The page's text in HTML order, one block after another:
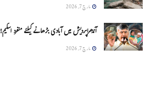
مارچ 7, 2026
آندھراپردیش میں آبادی بڑھانے کیلئے منفرد اسکیم!
مارچ 7, 2026